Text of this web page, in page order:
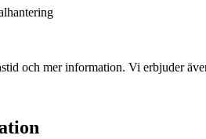
och mer information. Vi erbjuder